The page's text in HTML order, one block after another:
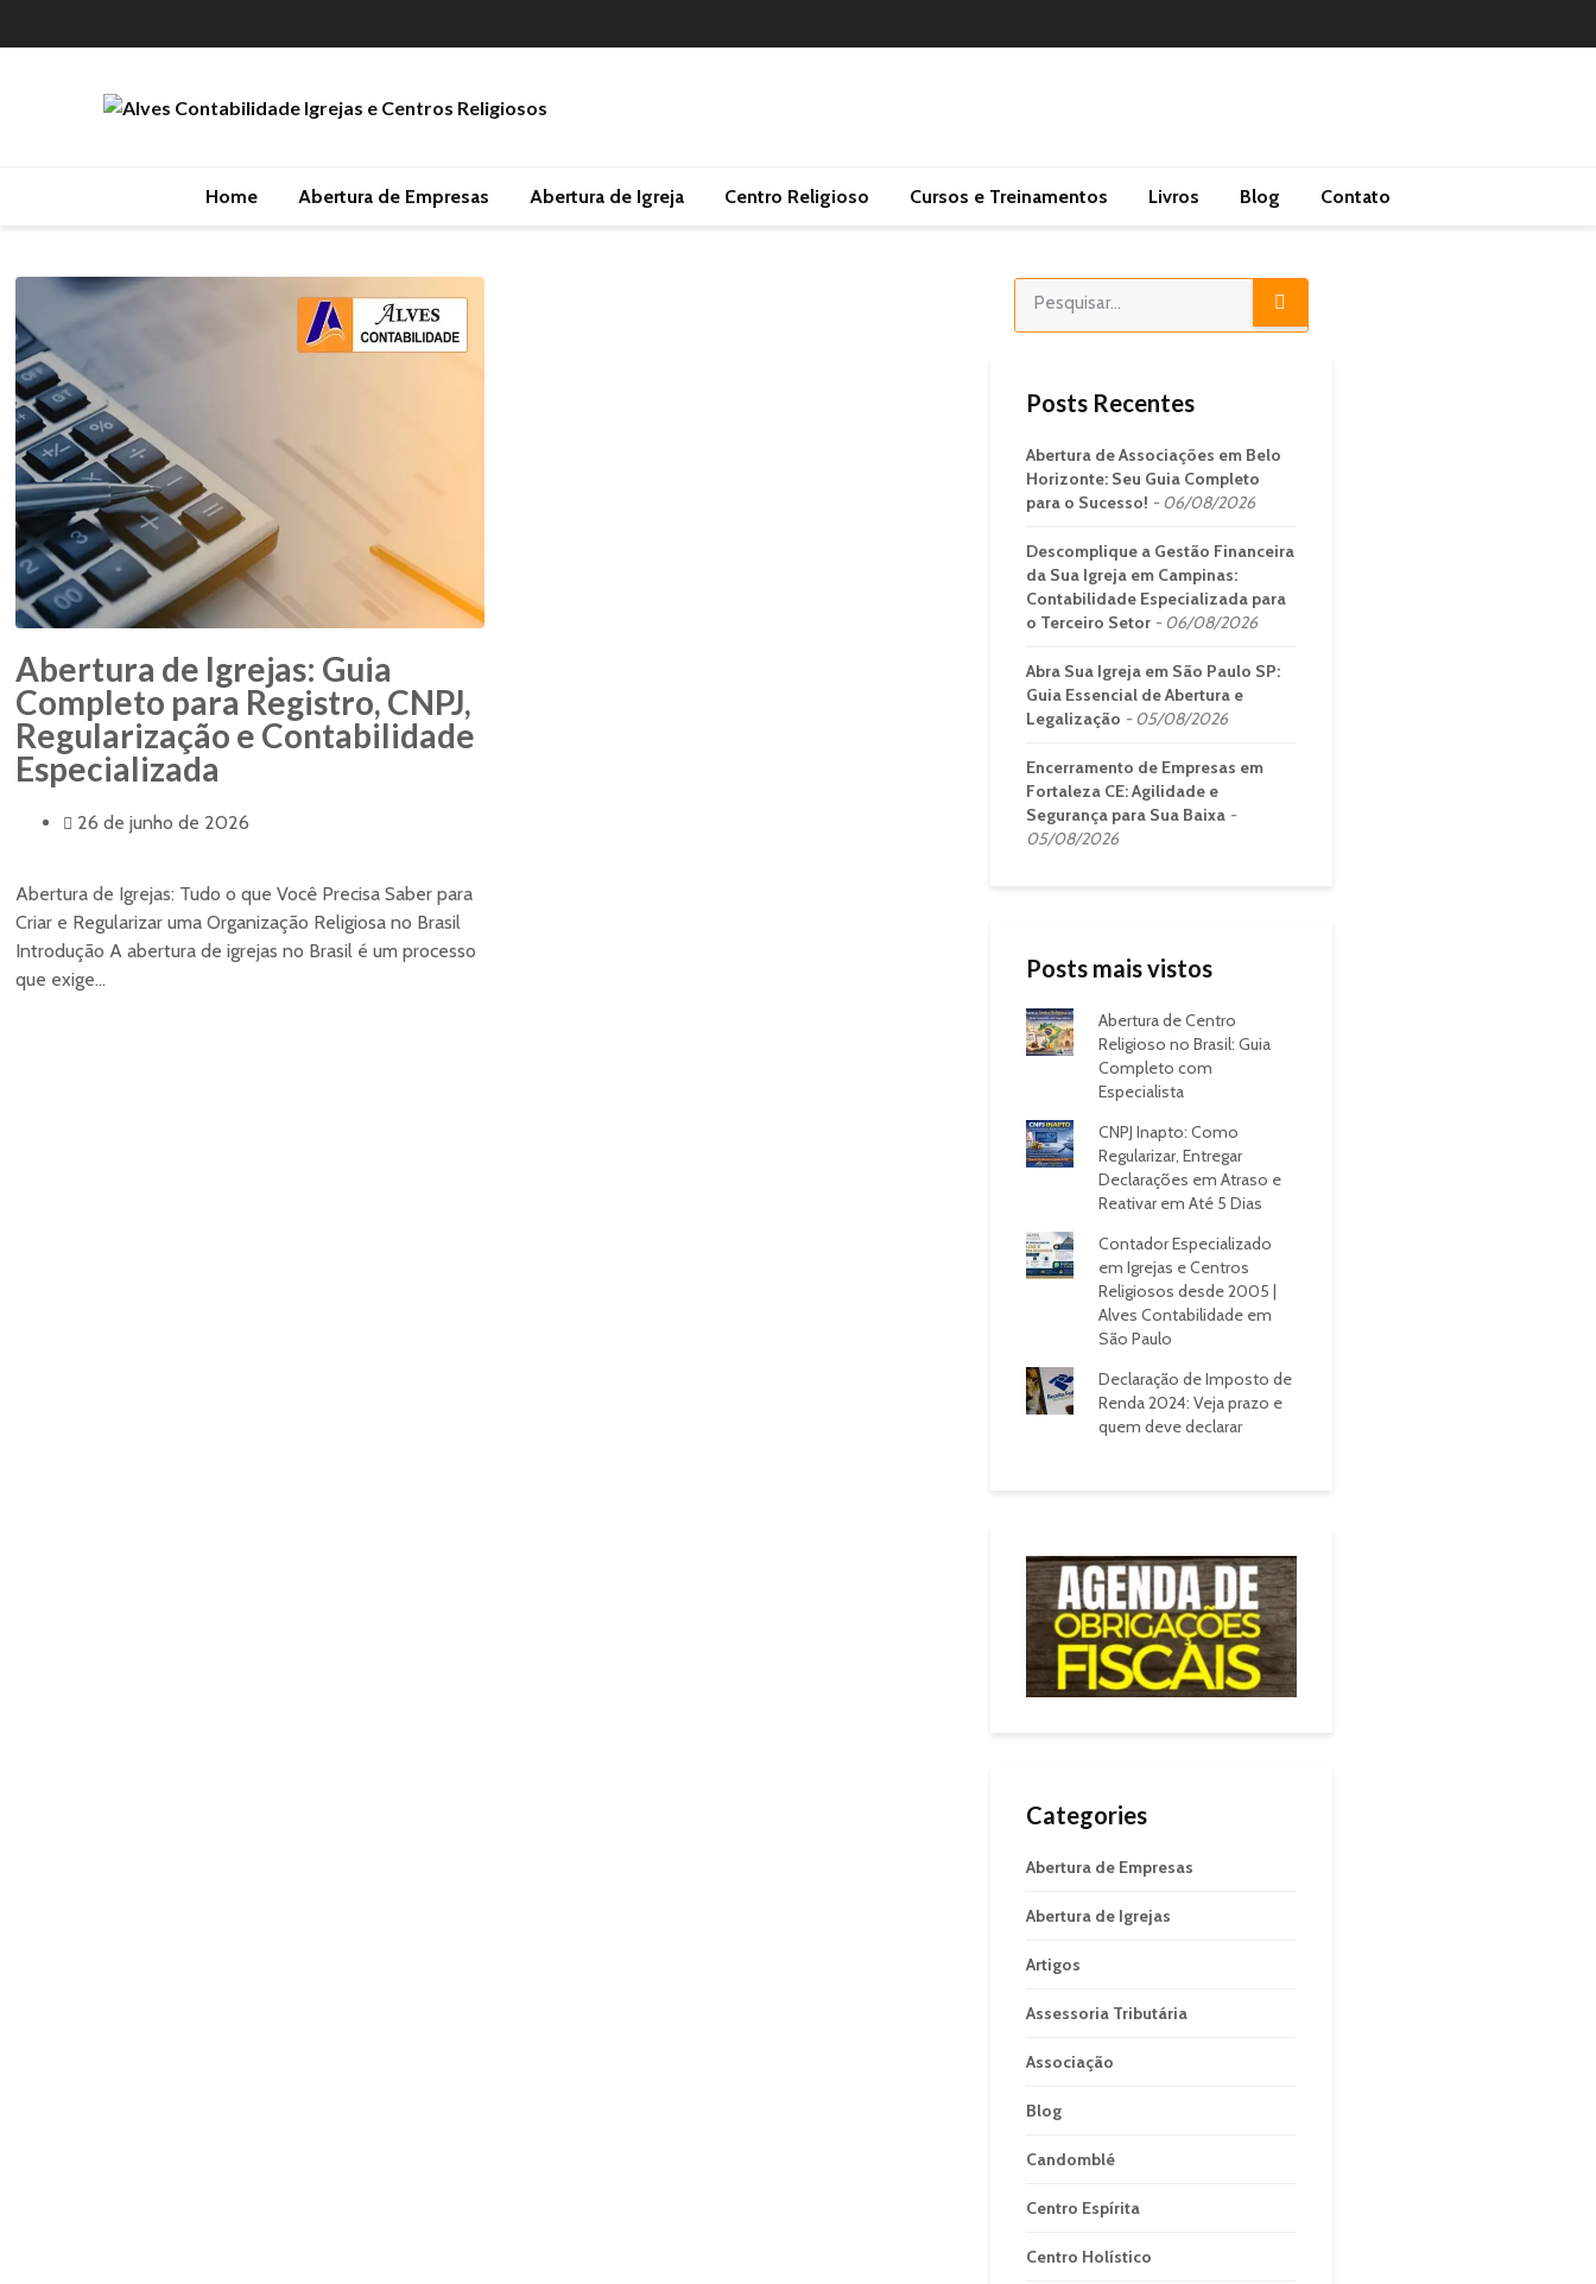
Home Abertura de Empresas Abertura de Igreja Centro Religioso Cursos e Treinamentos Livros Blog Contato
Abertura de Igrejas: Guia
Completo para Registro, CNPJ,
Regularização e Contabilidade
Especializada
26 de junho de 2026
Abertura de Igrejas: Tudo o que Você Precisa Saber para
Criar e Regularizar uma Organização Religiosa no Brasil
Introdução A abertura de igrejas no Brasil é um processo
que exige...
Posts Recentes
Abertura de Associações em Belo
Horizonte: Seu Guia Completo
para o Sucesso!
06/08/2026
Descomplique a Gestão Financeira
da Sua Igreja em Campinas:
Contabilidade Especializada para
o Terceiro Setor
06/08/2026
Abra Sua Igreja em São Paulo SP:
Guia Essencial de Abertura e
Legalização
05/08/2026
Encerramento de Empresas em
Fortaleza CE: Agilidade e
Segurança para Sua Baixa
05/08/2026
Posts mais vistos
Abertura de Centro
Religioso no Brasil: Guia
Completo com
Especialista
CNPJ Inapto: Como
Regularizar, Entregar
Declarações em Atraso e
Reativar em Até 5 Dias
Contador Especializado
em Igrejas e Centros
Religiosos desde 2005 |
Alves Contabilidade em
São Paulo
Declaração de Imposto de
Renda 2024: Veja prazo e
quem deve declarar
Categories
Abertura de Empresas
Abertura de Igrejas
Artigos
Assessoria Tributária
Associação
Blog
Candomblé
Centro Espírita
Centro Holístico